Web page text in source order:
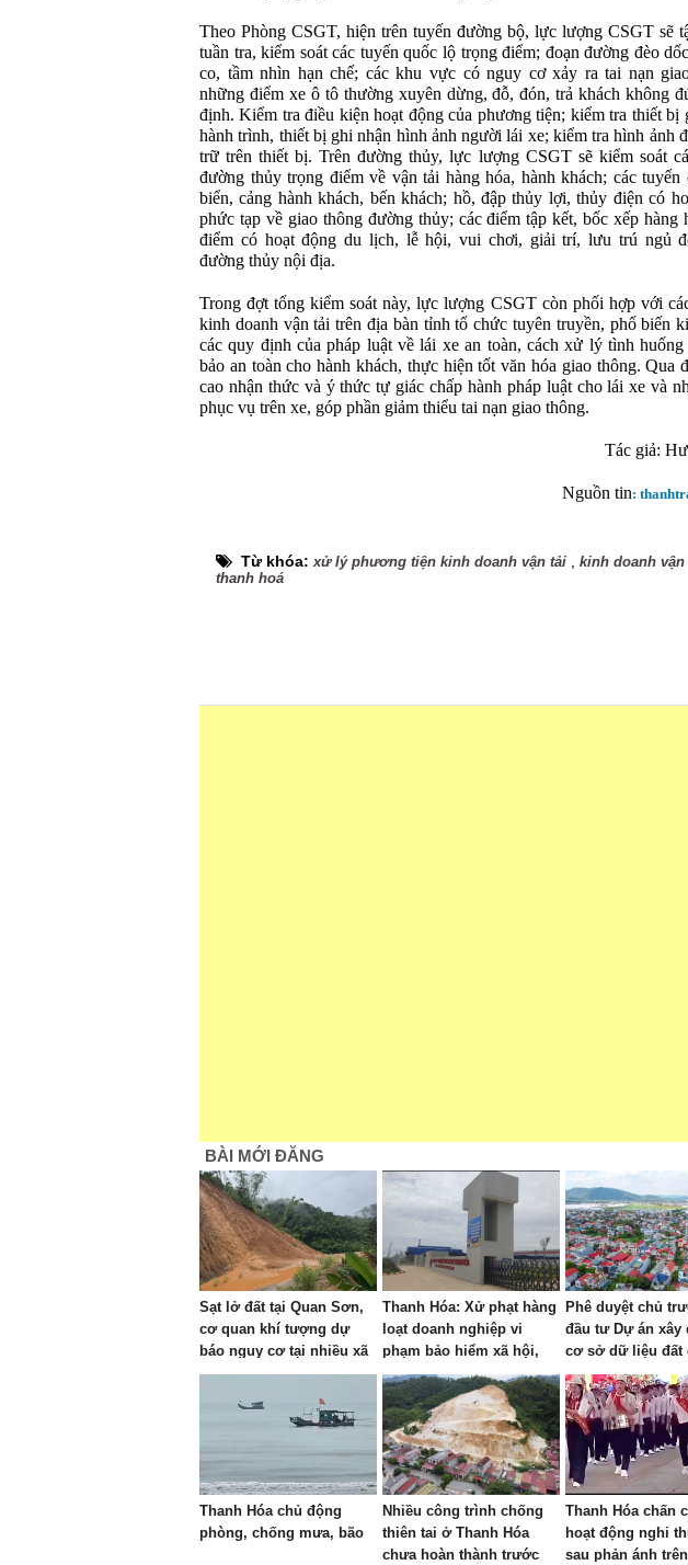
Theo Phòng CSGT, hiện trên tuyến đường bộ, lực lượng CSGT sẽ
tuần tra, kiểm soát các tuyến quốc lộ trọng điểm; đoạn đường đèo
co, tầm nhìn hạn chế; các khu vực có nguy cơ xảy ra tai nạn
những điểm xe ô tô thường xuyên dừng, đỗ, đón, trả khách không
định. Kiểm tra điều kiện hoạt động của phương tiện; kiểm tra thiết bị
hành trình, thiết bị ghi nhận hình ảnh người lái xe; kiểm tra hình ảnh
trữ trên thiết bị. Trên đường thủy, lực lượng CSGT sẽ kiểm soát
đường thủy trọng điểm về vận tải hàng hóa, hành khách; các tuyến
biển, cảng hành khách, bến khách; hồ, đập thủy lợi, thủy điện có
phức tạp về giao thông đường thủy; các điểm tập kết, bốc xếp hàng
điểm có hoạt động du lịch, lễ hội, vui chơi, giải trí, lưu trú ngủ
đường thủy nội địa.
Trong đợt tổng kiểm soát này, lực lượng CSGT còn phối hợp với
kinh doanh vận tải trên địa bàn tỉnh tổ chức tuyên truyền, phổ biến
các quy định của pháp luật về lái xe an toàn, cách xử lý tình huống
bảo an toàn cho hành khách, thực hiện tốt văn hóa giao thông. Qua
cao nhận thức và ý thức tự giác chấp hành pháp luật cho lái xe và
phục vụ trên xe, góp phần giảm thiểu tai nạn giao thông.
Tác giả:
Nguồn tin:
Từ khóa: xử lý phương tiện kinh doanh vận tải kinh doanh vận
thanh hoá
BÀI MỚI ĐĂNG
Sạt lở đất tại Quan Sơn,
cơ quan khí tượng dự
báo nguy cơ tại nhiều xã
khác
Thanh Hóa: Xử phạt hàng
loạt doanh nghiệp vi
phạm bảo hiểm xã hội,
bảo hiểm y tế
Phê duyệt chủ
đầu tư Dự án xây
cơ sở dữ liệu đất
Thanh Hóa
Thanh Hóa chủ động
phòng, chống mưa, bão
Nhiều công trình chống
thiên tai ở Thanh Hóa
chưa hoàn thành trước
Thanh Hóa chấn
hoạt động nghi
sau phản ánh